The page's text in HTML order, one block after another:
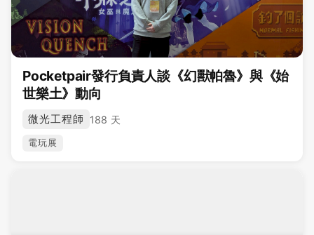
Pocketpair發行負責人談《幻獸帕魯》與《始
世樂土》動向
微光工程師 188 天
電玩展